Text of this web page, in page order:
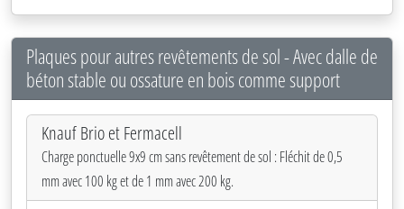
Plaques pour autres revêtements de sol - Avec dalle de
béton stable ou ossature en bois comme support
Knauf Brio et Fermacell
Charge ponctuelle 9x9 cm sans revêtement de sol : Fléchit de 0,5
mm avec 100 kg et de 1 mm avec 200 kg.